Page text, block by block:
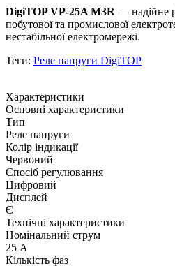
DigiTOP VP-25A M3R — надійне
побутової та промислової
нестабільної електромережі.
Теги: Реле напруги DigiTOP
Характеристики
Основні характеристики
Тип
Реле напруги
Колір індикації
Червоний
Спосіб регулювання
Цифровий
Дисплей
Є
Технічні характеристики
Номінальний струм
25 А
Кількість фаз